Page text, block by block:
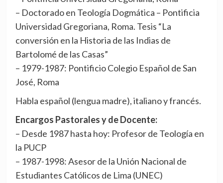
– Doctorado en Teología Dogmática – Pontificia
Universidad Gregoriana, Roma. Tesis “La
conversión en la Historia de las Indias de
Bartolomé de las Casas”
– 1979-1987: Pontificio Colegio Español de San
José, Roma
Habla español (lengua madre), italiano y francés.
Encargos Pastorales y de Docente:
– Desde 1987 hasta hoy: Profesor de Teología en
la PUCP
– 1987-1998: Asesor de la Unión Nacional de
Estudiantes Católicos de Lima (UNEC)